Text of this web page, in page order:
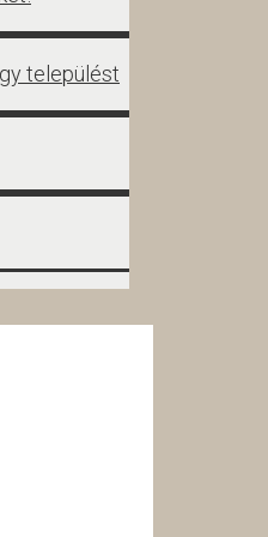
települést